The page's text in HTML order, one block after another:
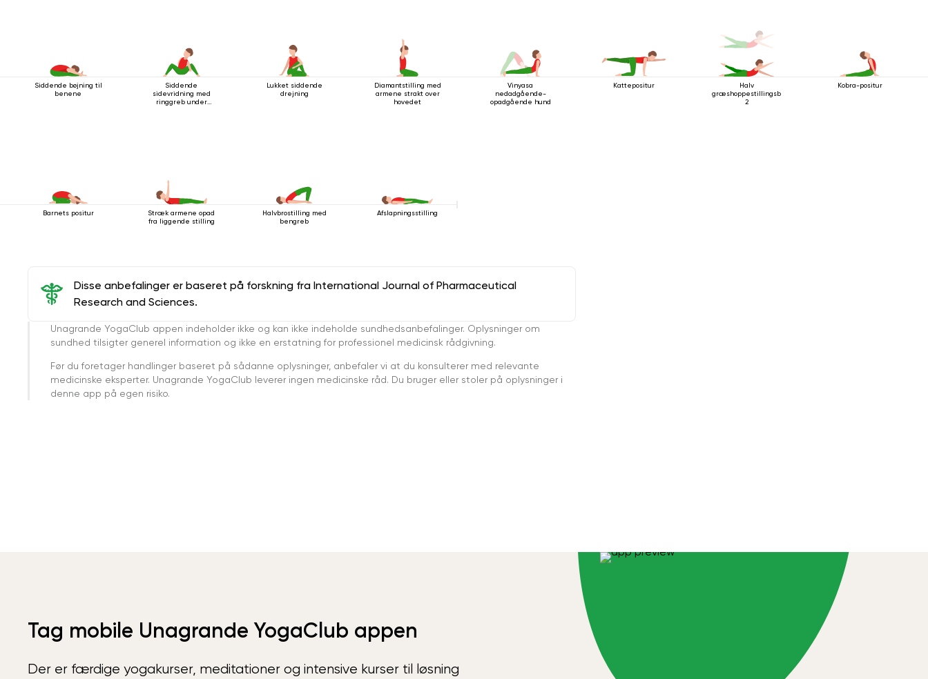
Siddende bøjning til
benene
Siddende
sidevridning med
ringgreb under
Lukket siddende
drejning
Diamantstilling med
armene strakt over
hovedet
Vinyasa
nedadgående-
opadgående hund
Kattepositur
Halv
græshoppestillingsbevægelse
2
Kobra-positur
Barnets positur
Stræk armene opad
fra liggende stilling
Halvbrostilling med
bengreb
Afslapningsstilling
Disse anbefalinger er baseret på forskning fra International Journal of Pharmaceutical
Research and Sciences.
Unagrande YogaClub appen indeholder ikke og kan ikke indeholde sundhedsanbefalinger. Oplysninger om
sundhed tilsigter generel information og ikke en erstatning for professionel medicinsk rådgivning.
Før du foretager handlinger baseret på sådanne oplysninger, anbefaler vi at du konsulterer med relevante
medicinske eksperter. Unagrande YogaClub leverer ingen medicinske råd. Du bruger eller stoler på oplysninger i
denne app på egen risiko.
Tag mobile Unagrande YogaClub appen
Der er færdige yogakurser, meditationer og intensive kurser til løsning